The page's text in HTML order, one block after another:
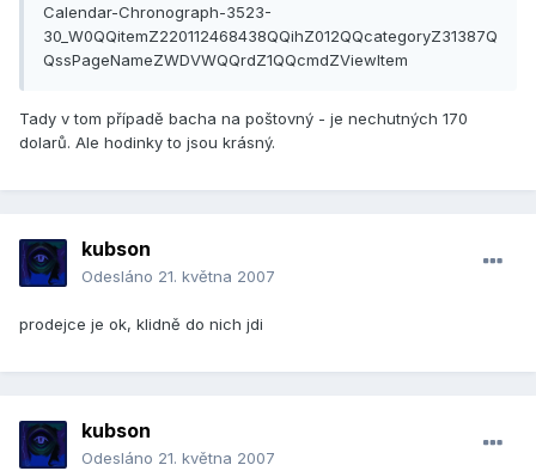
Calendar-Chronograph-3523-
30_W0QQitemZ220112468438QQihZ012QQcategoryZ31387Q
QssPageNameZWDVWQQrdZ1QQcmdZViewItem
Tady v tom případě bacha na poštovný - je nechutných 170
dolarů. Ale hodinky to jsou krásný.
kubson
Odesláno 21. května 2007
prodejce je ok, klidně do nich jdi
kubson
Odesláno 21. května 2007